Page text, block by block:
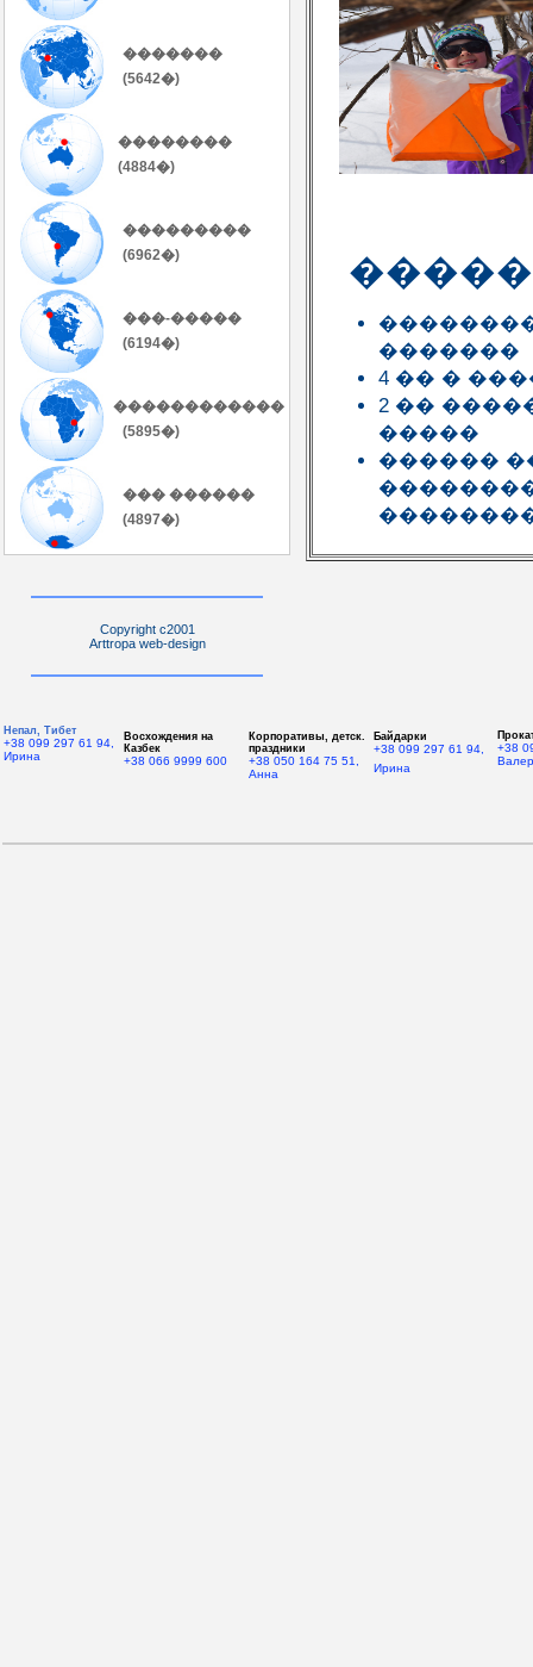
�������
(5642�)
��������
(4884�)
���������
(6962�)
���-�����
(6194�)
������������
(5895�)
��� ������
(4897�)
Copyright c2001
Arttropa web-design
�������
4 �� �
2 ��
�����
������
Непал, Тибет
+38 099 297 61 94,
Ирина
Восхождения на
Казбек
+38 066 9999 600
Корпоративы, детск.
праздники
+38 050 164 75 51,
Анна
Байдарки
+38 099 297 61 94,
Ирина
+38